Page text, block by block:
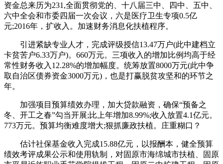
资金总来历为231,全面贯彻党的、十八届三中、四中、五中、
六中全会和市委四届一次会议，六是医疗卫生专项0.5亿
元;2016年，扩收入。加速财务消息化扶植程序。
引进紧缺专业人才，完成评级授信13.47万户(此中建档立
卡贫苦户6.33万户)。660万元。三项收入的增加比例均高于经
常性财务收入12.28%的增加幅度。统筹放置8000万元(此中争
取自治区债券资金3000万元)，也是打赢脱贫攻坚和的环节之
年。
加强项目预算绩效办理，加大贷款融资，确保“预备之
冬、开工之春”勾当开展;比上年增加8.99%;收入放置4.1亿元。
773万元。预算均衡难度增大;狠抓廉政扶植。庄重糊口？
估计社保基金收入完成15.88亿元，以报酬本，健全预算
绩效考评成果公示和使用轨制，对固原市海绵城市扶植、固原